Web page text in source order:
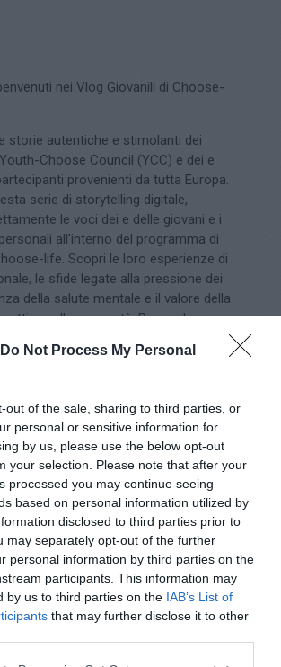
Do Not Process My Personal
out of the sale, sharing to third parties, or
personal or sensitive information for
by us, please use the below opt-out
your selection. Please note that after your
processed you may continue seeing
based on personal information utilized by
disclosed to third parties prior to
may separately opt-out of the further
personal information by third parties on the
participants. This information may
by us to third parties on the IAB’s List of
that may further disclose it to other
nei Vlog Giovanili di Choose-
storie autentiche e stimolanti dei
Choose Council (YCC) e dei e
provenienti da tutta Europa.
serie di storytelling digitale,
le voci dei e delle giovani e i
all’interno del programma di
life. Scopri le loro esperienze di
le sfide legate alla pressione dei
della salute mentale e il valore della
attiva nella comunità. Premi play per
stia agendo con coraggio per
STATO IL MOMENTO PIÙ
O L'INSEGNAMENTO PIÙ
CHE HAI TRATTO DALLA
ALLE ATTIVITÀ
LIFE? IN CHE MODO
ESPERIENZA HA
IL MODO IN CUI VEDI TE
E IL TUO FUTURO?